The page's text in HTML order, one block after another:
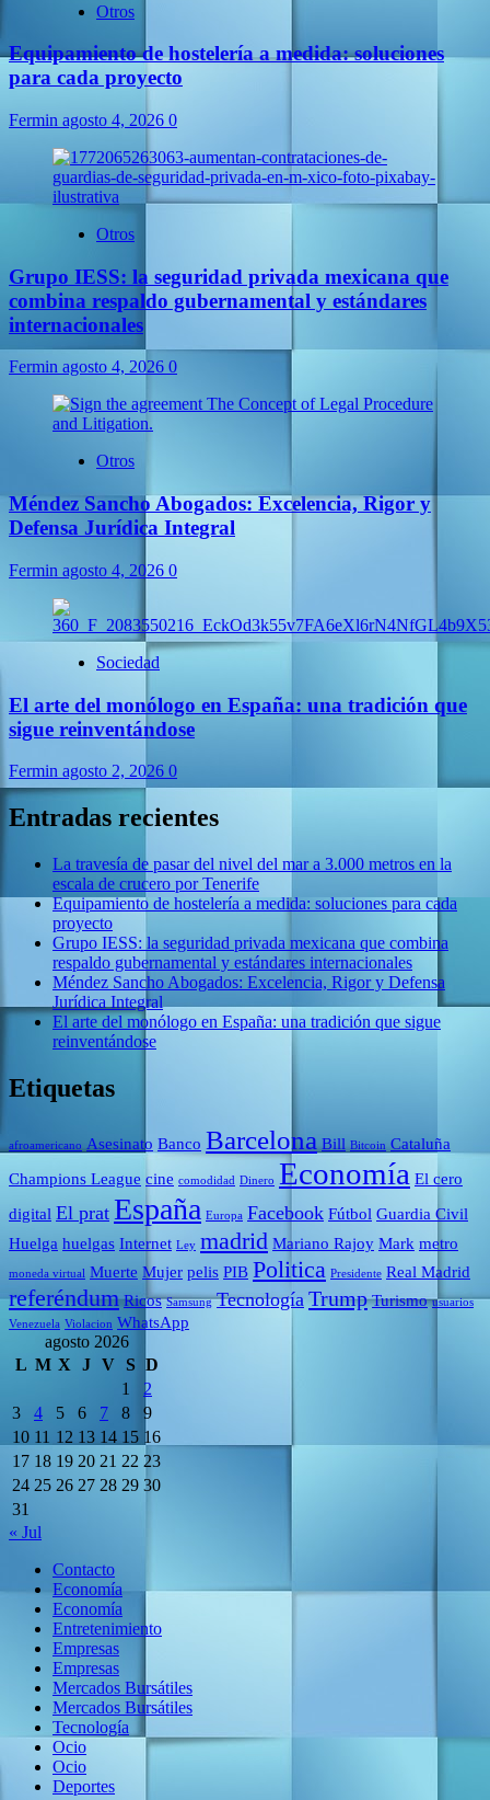
Otros
Equipamiento de hostelería a medida: soluciones
para cada proyecto
Fermin agosto 4, 2026 0
Otros
Grupo IESS: la seguridad privada mexicana que
combina respaldo gubernamental y estándares
internacionales
Fermin agosto 4, 2026 0
Otros
Méndez Sancho Abogados: Excelencia, Rigor y
Defensa Jurídica Integral
Fermin agosto 4, 2026 0
Sociedad
El arte del monólogo en España: una tradición que
sigue reinventándose
Fermin agosto 2, 2026 0
Entradas recientes
La travesía de pasar del nivel del mar a 3.000 metros en la
escala de crucero por Tenerife
Equipamiento de hostelería a medida: soluciones para cada
proyecto
Grupo IESS: la seguridad privada mexicana que combina
respaldo gubernamental y estándares internacionales
Méndez Sancho Abogados: Excelencia, Rigor y Defensa
Jurídica Integral
El arte del monólogo en España: una tradición que sigue
reinventándose
Etiquetas
afroamericano Asesinato Banco Barcelona Bill Bitcoin Cataluña
Champions League cine comodidad Dinero Economía El cero
digital El prat España Europa Facebook Fútbol Guardia Civil
Huelga huelgas Internet Ley madrid Mariano Rajoy Mark metro
moneda virtual Muerte Mujer pelis PIB Politica Presidente Real Madrid
referéndum Ricos Samsung Tecnología Trump Turismo usuarios
Venezuela Violacion WhatsApp
agosto 2026
L M X J V S D
1
2
3
4 5 6 7 8
9
10 11 12 13 14 15 16
17 18 19 20 21 22 23
24 25 26 27 28 29 30
31
« Jul
Contacto
Economía
Economía
Entretenimiento
Empresas
Empresas
Mercados Bursátiles
Mercados Bursátiles
Tecnología
Ocio
Ocio
Deportes